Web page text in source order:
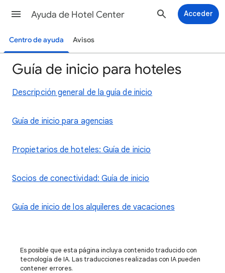
Ayuda de Hotel Center Acceder
Centro de ayuda Avisos
Guía de inicio para hoteles
Descripción general de la guía de inicio
Guía de inicio para agencias
Propietarios de hoteles: Guía de inicio
Socios de conectividad: Guía de inicio
Guía de inicio de los alquileres de vacaciones
Es posible que esta página incluya contenido traducido con
tecnología de IA. Las traducciones realizadas con IA pueden
contener errores.